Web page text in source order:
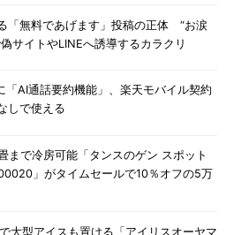
「無料であげます」投稿の正体 “お涙
サイトやLINEへ誘導するカラクリ
「AI通話要約機能」、楽天モバイル契約
しで使える
まで冷房可能「タンスのゲン スポット
」がタイムセールで10％オフの5万
大型アイスも置ける「アイリスオーヤマ